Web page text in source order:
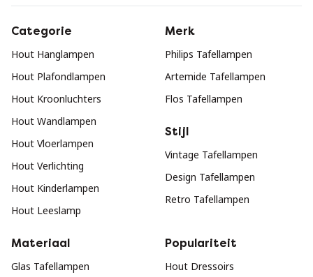
Categorie
Hout Hanglampen
Hout Plafondlampen
Hout Kroonluchters
Hout Wandlampen
Hout Vloerlampen
Hout Verlichting
Hout Kinderlampen
Hout Leeslamp
Merk
Philips Tafellampen
Artemide Tafellampen
Flos Tafellampen
Stijl
Vintage Tafellampen
Design Tafellampen
Retro Tafellampen
Materiaal
Glas Tafellampen
Populariteit
Hout Dressoirs